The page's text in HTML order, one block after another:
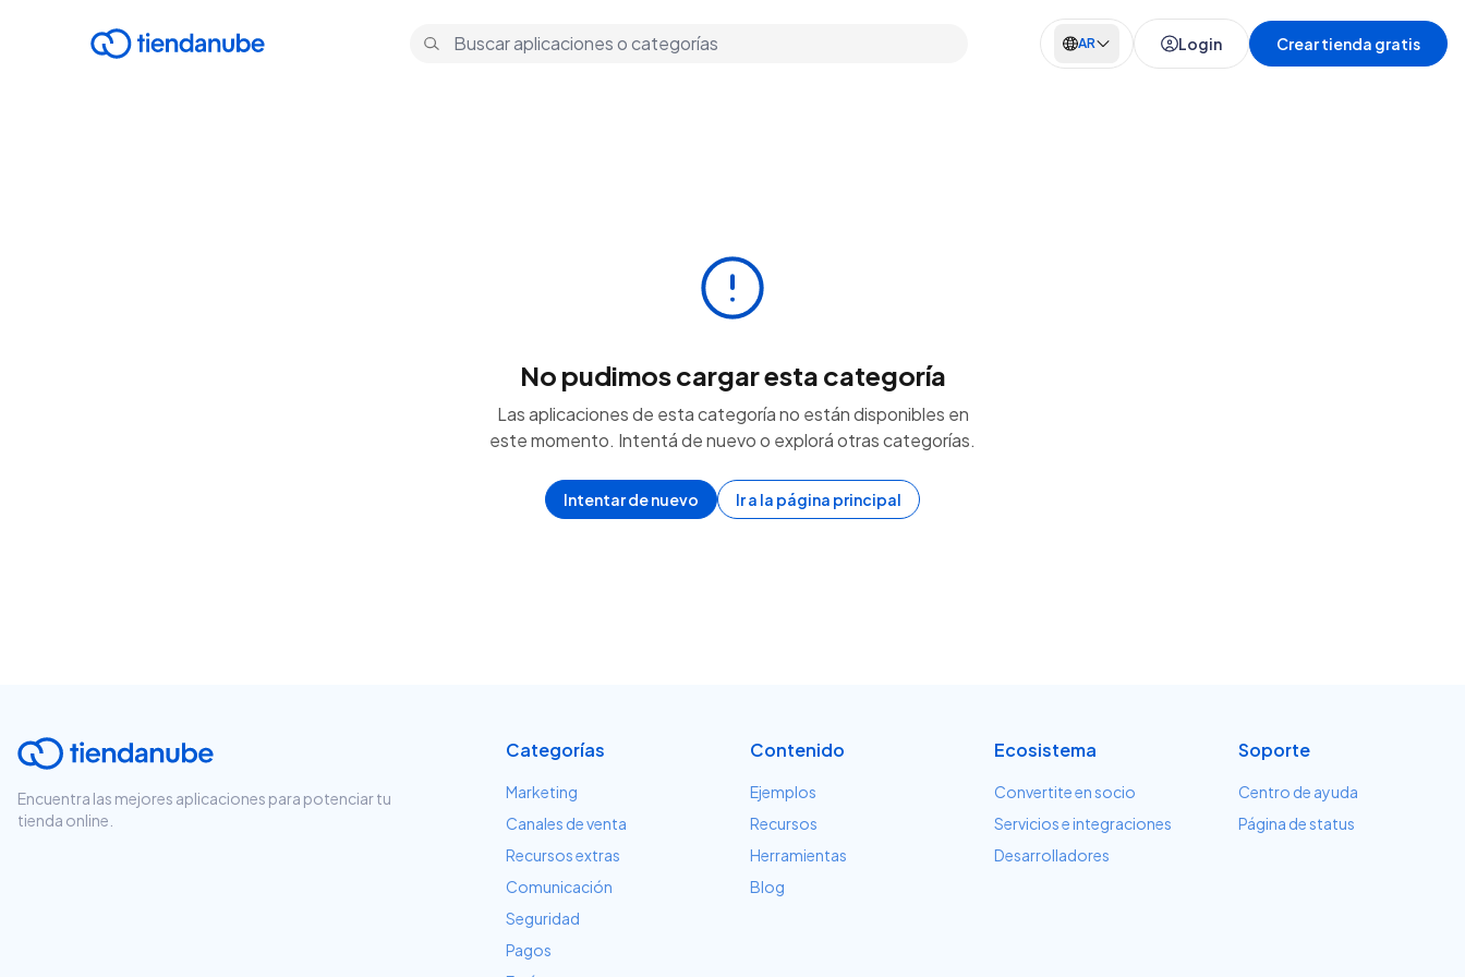
AR Login Crear tienda gratis
No pudimos cargar esta categoría
Las aplicaciones de esta categoría no están disponibles en
este momento. Intentá de nuevo o explorá otras categorías.
Intentar de nuevo Ir a la página principal
Encuentra las mejores aplicaciones para potenciar tu
tienda online.
Categorías
Marketing
Canales de venta
Recursos extras
Comunicación
Seguridad
Pagos
Contenido
Ejemplos
Recursos
Herramientas
Blog
Ecosistema
Convertite en socio
Servicios e integraciones
Desarrolladores
Soporte
Centro de ayuda
Página de status